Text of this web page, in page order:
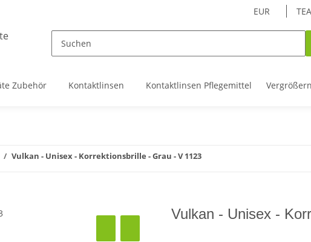
EUR
Zubehör Kontaktlinsen Kontaktlinsen Pflegemittel
Vulkan - Unisex - Korrektionsbrille - Grau - V 1123
Vulkan - Unisex -